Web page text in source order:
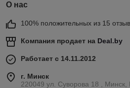
О нас
100% положительных из 15
Компания продает на Deal.by
Работает с 14.11.2012
г. Минск
220049 ул. Суворова 18 , Минск,